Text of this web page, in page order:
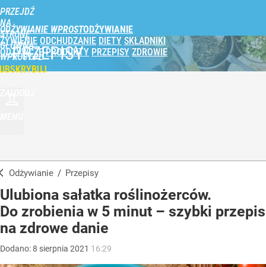
PRZEJDŹ
NA
STRONĘ
GŁÓWNĄ
WPROST.PL
ODŻYWIANIE WPROST
ŻYWIENIE ODCHUDZANIE DIETY SKŁADNIKI
ODŻYWCZE PRODUKTY PRZEPISY ZDROWIE
PRZEPISY
Odżywianie / Przepisy
Ulubiona sałatka roślinożerców.
Do zrobienia w 5 minut – szybki przepis
na zdrowe danie
Dodano:8 sierpnia 2021 16:29